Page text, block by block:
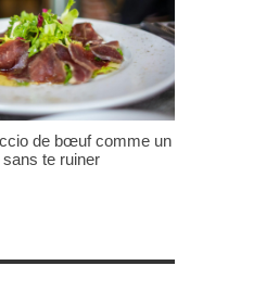
de bœuf comme un
te ruiner